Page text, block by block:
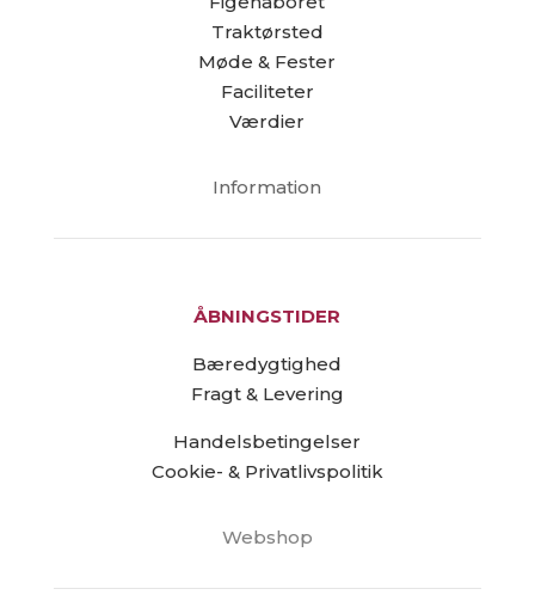
Traktørsted
Møde & Fester
Faciliteter
Værdier
Information
ÅBNINGSTIDER
Bæredygtighed
Fragt & Levering
Handelsbetingelser
Cookie- & Privatlivspolitik
Webshop